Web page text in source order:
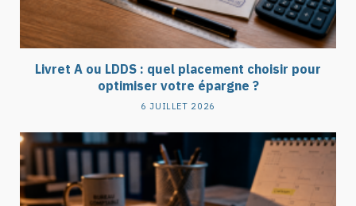
Livret A ou LDDS : quel placement choisir pour
optimiser votre épargne ?
6 JUILLET 2026